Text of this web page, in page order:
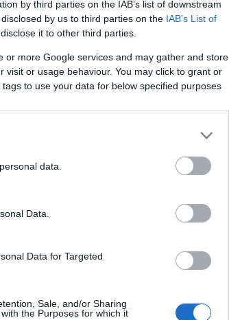
by third parties on the IAB’s list of downstream
by us to third parties on the IAB’s List of
it to other third parties.
or more Google services and may gather and store
visit or usage behaviour. You may click to grant or
to use your data for below specified purposes
data.
Data.
Data for Targeted
Sale, and/or Sharing
the Purposes for which it
72 dalla gara
della direzione